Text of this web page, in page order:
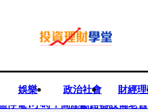
娛樂 政治社會 財經
停電1小時！高壓斷路器設備老